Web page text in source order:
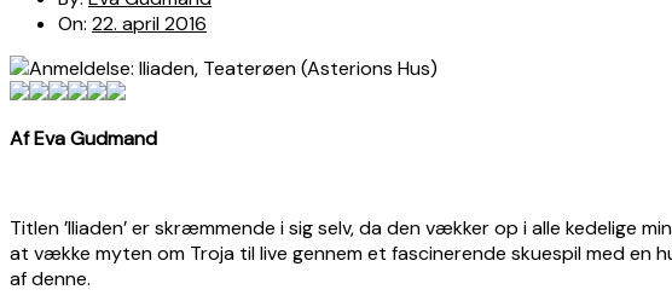
On: 22. april 2016
Af Eva Gudmand
Titlen ’Iliaden’ er skræmmende i sig selv, da den vækker op i alle kedelige
at vække myten om Troja til live gennem et fascinerende skuespil med
af denne.